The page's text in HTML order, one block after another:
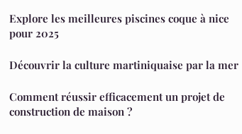
Explore les meilleures piscines coque à nice
pour 2025
Découvrir la culture martiniquaise par la mer
Comment réussir efficacement un projet de
construction de maison ?